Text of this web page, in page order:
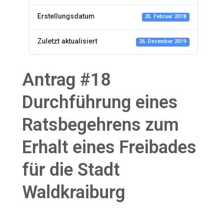
Erstellungsdatum 25. Februar 2018
Zuletzt aktualisiert 26. Dezember 2019
Antrag #18
Durchführung eines
Ratsbegehrens zum
Erhalt eines Freibades
für die Stadt
Waldkraiburg